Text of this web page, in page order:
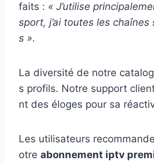
faits : « J’utilise
sport, j’ai toutes les
s ».
La diversité de notre
s profils. Notre support
nt des éloges pour sa
Les utilisateurs
otre abonnement iptv